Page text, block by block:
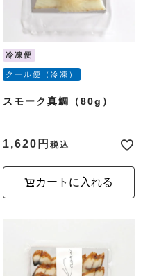
冷凍便
クール便（冷凍）
スモーク真鯛（80g）
1,620 税込
カートに入れる